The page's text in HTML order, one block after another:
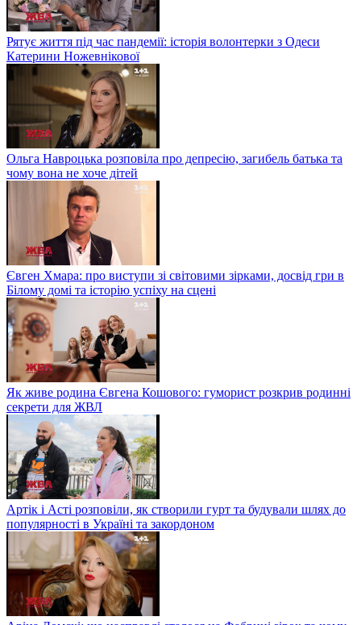
Рятує життя під час пандемії: історія волонтерки з Одеси
Катерини Ножевнікової
Ольга Навроцька розповіла про депресію, загибель батька та
чому вона не хоче дітей
Євген Хмара: про виступи зі світовими зірками, досвід гри в
Білому домі та історію успіху на сцені
Як живе родина Євгена Кошового: гуморист розкрив родинні
секрети для ЖВЛ
Артік і Асті розповіли, як створили гурт та будували шлях до
популярності в Україні та закордоном